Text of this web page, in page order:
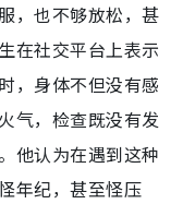
，也不够放松，甚
在社交平台上表示
，身体不但没有感
气，检查既没有发
他认为在遇到这种
年纪，甚至怪压